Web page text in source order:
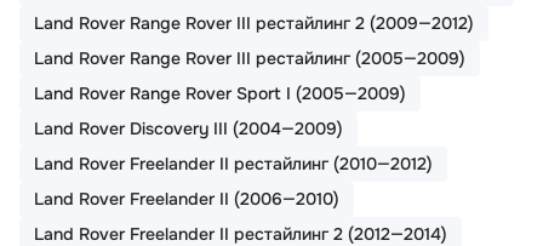
Land Rover Range Rover III рестайлинг 2 (2009—2012)
Land Rover Range Rover III рестайлинг (2005—2009)
Land Rover Range Rover Sport I (2005—2009)
Land Rover Discovery III (2004—2009)
Land Rover Freelander II рестайлинг (2010—2012)
Land Rover Freelander II (2006—2010)
Land Rover Freelander II рестайлинг 2 (2012—2014)